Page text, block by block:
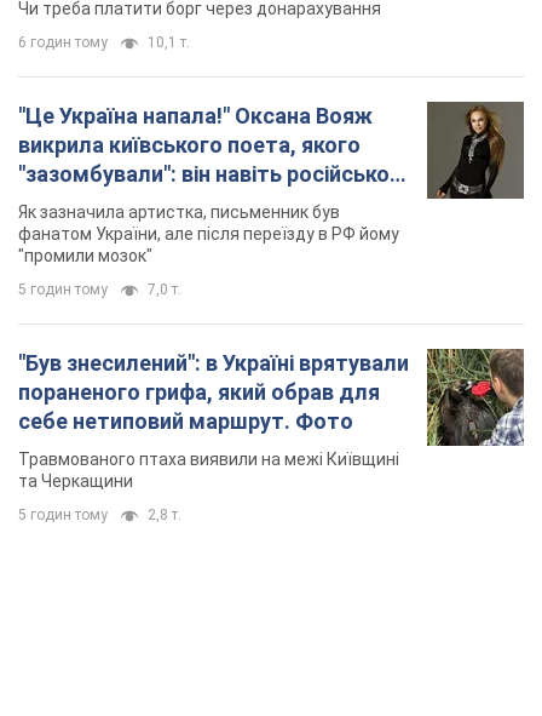
"промили мозок"
5 годин тому 7,0 т.
"Був знесилений": в Україні врятували
пораненого грифа, який обрав для
себе нетиповий маршрут. Фото
Травмованого птаха виявили на межі Київщині
та Черкащини